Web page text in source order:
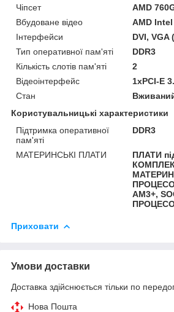
Чіпсет
AMD
Вбудоване відео
AMD Intel
Інтерфейси
DVI, VGA
Тип оперативної пам'яті
DDR3
Кількість слотів пам'яті
2
Відеоінтерфейс
1xPCI-E
Стан
Користувальницькі характеристики
Підтримка оперативної
пам'яті
DDR3
МАТЕРИНСЬКІ ПЛАТИ
ПЛАТИ
AM3+,
Приховати
Умови доставки
Доставка здійснюється тільки по
Нова Пошта